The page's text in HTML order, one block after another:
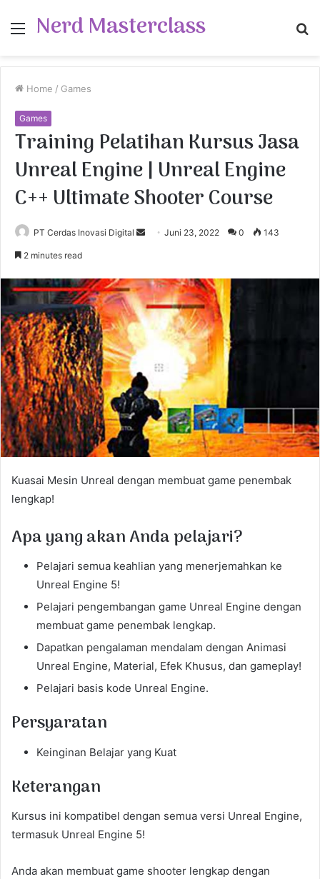
Menu
Nerd Masterclass
Home / Games
Games
Training Pelatihan Kursus Jasa
Unreal Engine | Unreal Engine
C++ Ultimate Shooter Course
PT Cerdas Inovasi Digital
d
a
n
e
i
l
Juni 23, 2022 0 143
2 minutes read
Kuasai Mesin Unreal dengan membuat game penembak
lengkap!
Apa yang akan Anda pelajari?
Pelajari semua keahlian yang menerjemahkan ke
Unreal Engine 5!
Pelajari pengembangan game Unreal Engine dengan
membuat game penembak lengkap.
Dapatkan pengalaman mendalam dengan Animasi
Unreal Engine, Material, Efek Khusus, dan gameplay!
Pelajari basis kode Unreal Engine.
Persyaratan
Keinginan Belajar yang Kuat
Keterangan
Kursus ini kompatibel dengan semua versi Unreal Engine,
termasuk Unreal Engine 5!
Anda akan membuat game shooter lengkap dengan